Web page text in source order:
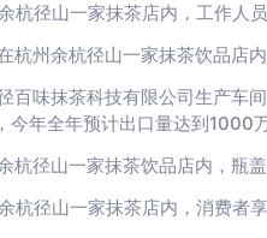
杭径山一家抹茶店内，工作人
杭州余杭径山一家抹茶饮品店
百味抹茶科技有限公司生产车
今年全年预计出口量达到1000
杭径山一家抹茶饮品店内，瓶
杭径山一家抹茶店内，消费者